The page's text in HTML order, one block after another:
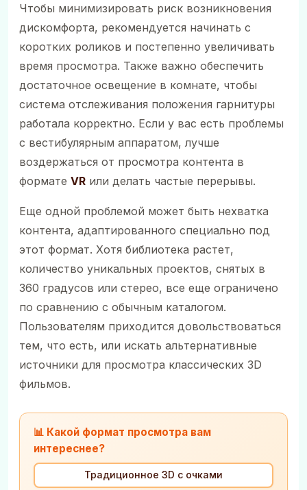
Чтобы минимизировать риск возникновения
дискомфорта, рекомендуется начинать с
коротких роликов и постепенно увеличивать
время просмотра. Также важно обеспечить
достаточное освещение в комнате, чтобы
система отслеживания положения гарнитуры
работала корректно. Если у вас есть проблемы
с вестибулярным аппаратом, лучше
воздержаться от просмотра контента в
формате VR или делать частые перерывы.
Еще одной проблемой может быть нехватка
контента, адаптированного специально под
этот формат. Хотя библиотека растет,
количество уникальных проектов, снятых в
360 градусов или стерео, все еще ограничено
по сравнению с обычным каталогом.
Пользователям приходится довольствоваться
тем, что есть, или искать альтернативные
источники для просмотра классических 3D
фильмов.
📊 Какой формат просмотра вам
интереснее?
Традиционное 3D с очками